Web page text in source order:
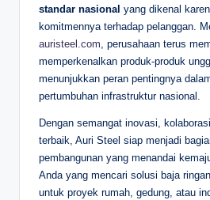
standar nasional yang dikenal
komitmennya terhadap pelanggan.
auristeel.com, perusahaan terus
memperkenalkan produk-produk
menunjukkan peran pentingnya
pertumbuhan infrastruktur nasional.
Dengan semangat inovasi,
terbaik, Auri Steel siap menjadi
pembangunan yang menandai
Anda yang mencari solusi baja
untuk proyek rumah, gedung, atau